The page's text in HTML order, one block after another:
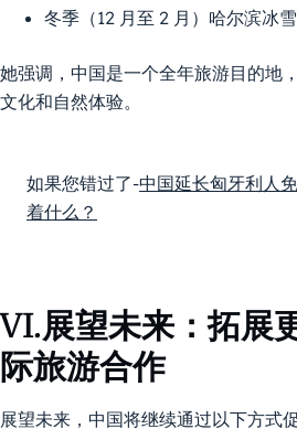
冬季（12 月至 2 月）哈尔滨冰
她强调，中国是一个全年旅游目的地
文化和自然体验。
如果您错过了-中国延长匈牙利人
着什么？
VI.展望未来：拓展
际旅游合作
展望未来，中国将继续通过以下方式